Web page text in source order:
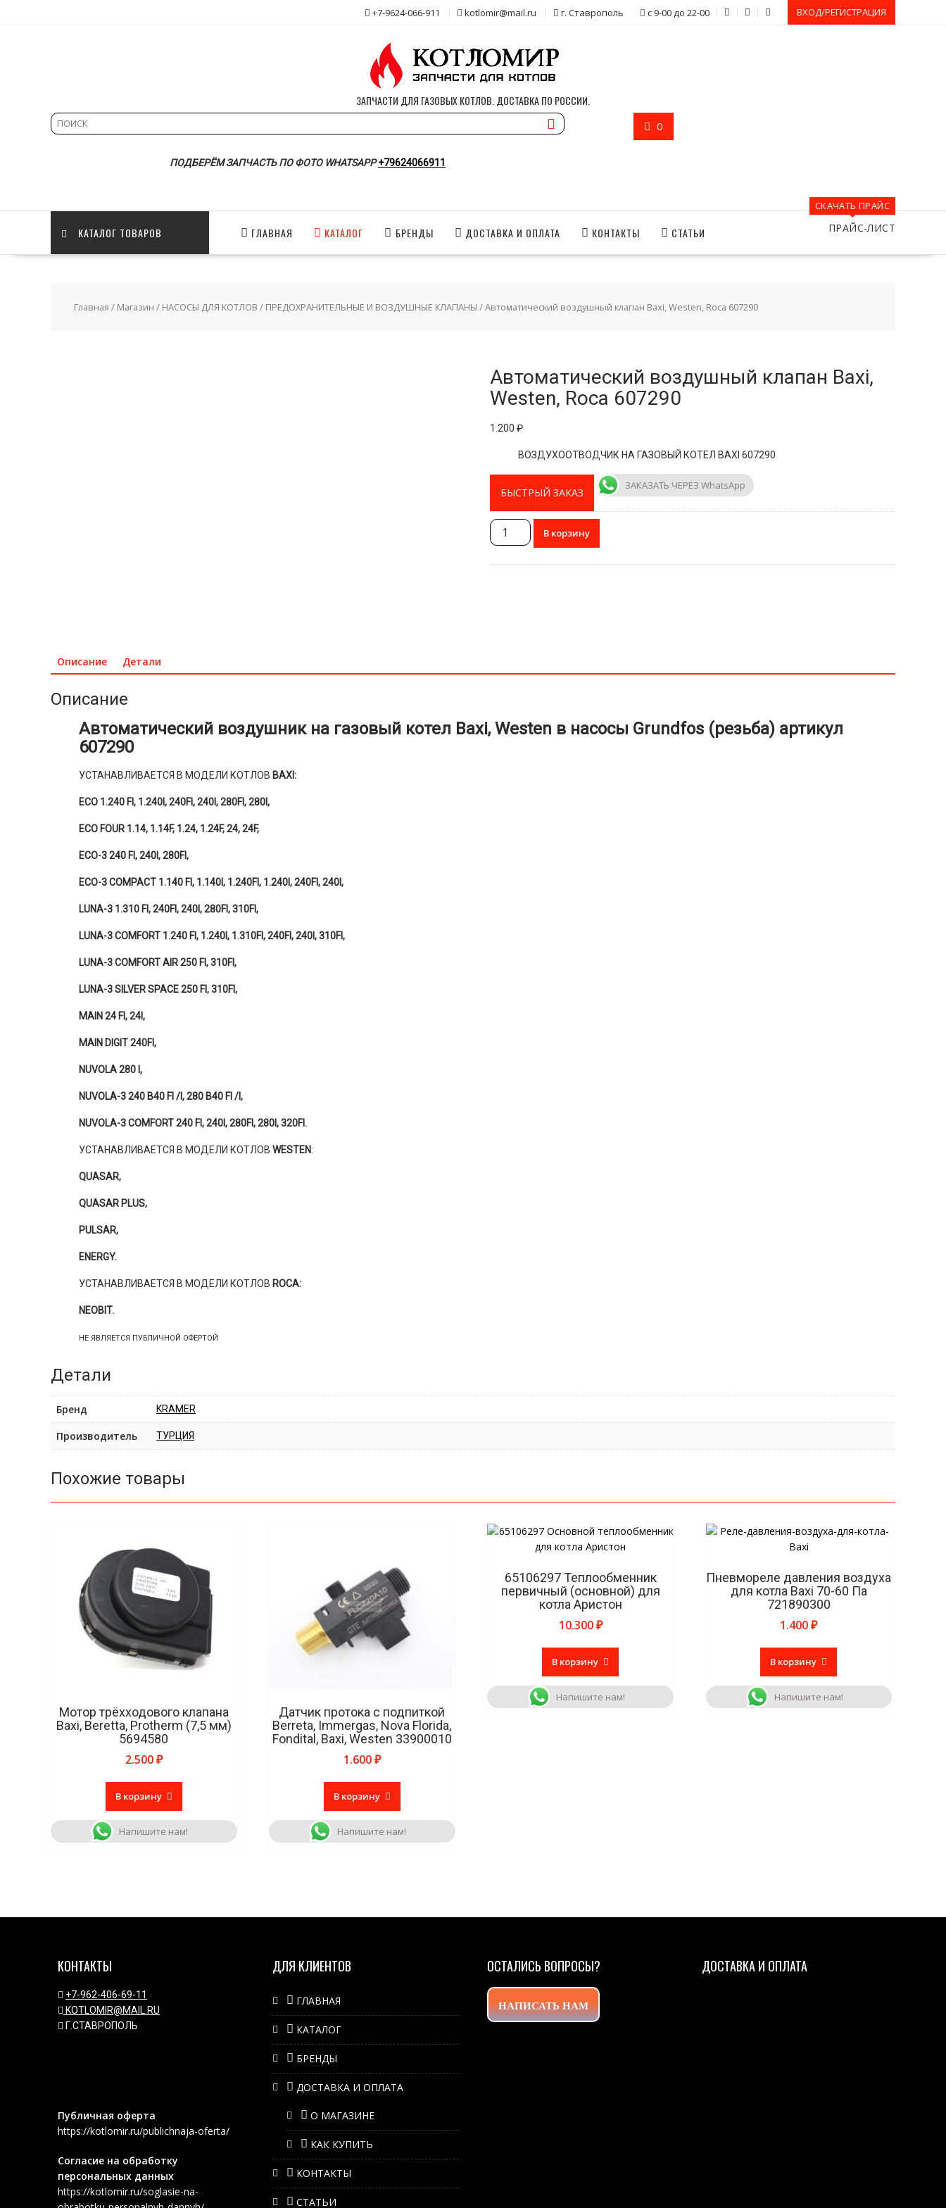
+7-9624-066-911 kotlomir@mail.ru г. Ставрополь с 9-00 до 22-00 ВХОД/РЕГИСТРАЦИЯ
ЗАПЧАСТИ ДЛЯ ГАЗОВЫХ КОТЛОВ. ДОСТАВКА ПО РОССИИ.
0
ПОДБЕРЁМ ЗАПЧАСТЬ ПО ФОТО WHATSAPP +79624066911
КАТАЛОГ ТОВАРОВ ГЛАВНАЯ КАТАЛОГ БРЕНДЫ ДОСТАВКА И ОПЛАТА КОНТАКТЫ СТАТЬИ
СКАЧАТЬ ПРАЙС
ПРАЙС-ЛИСТ
Главная / Магазин / НАСОСЫ ДЛЯ КОТЛОВ / ПРЕДОХРАНИТЕЛЬНЫЕ И ВОЗДУШНЫЕ КЛАПАНЫ / Автоматический воздушный клапан Baxi, Westen, Roca 607290
Автоматический воздушный клапан Baxi,
Westen, Roca 607290
1.200 ₽
ВОЗДУХООТВОДЧИК НА ГАЗОВЫЙ КОТЕЛ BAXI 607290
БЫСТРЫЙ ЗАКАЗ
ЗАКАЗАТЬ ЧЕРЕЗ WhatsApp
Количество
товара
В корзину
Описание Детали
Описание
Автоматический воздушник на газовый котел Baxi, Westen в насосы Grundfos (резьба) артикул
607290
УСТАНАВЛИВАЕТСЯ В МОДЕЛИ КОТЛОВ BAXI:
ECO 1.240 FI, 1.240I, 240FI, 240I, 280FI, 280I,
ECO FOUR 1.14, 1.14F, 1.24, 1.24F, 24, 24F,
ECO-3 240 FI, 240I, 280FI,
ECO-3 COMPACT 1.140 FI, 1.140I, 1.240FI, 1.240I, 240FI, 240I,
LUNA-3 1.310 FI, 240FI, 240I, 280FI, 310FI,
LUNA-3 COMFORT 1.240 FI, 1.240I, 1.310FI, 240FI, 240I, 310FI,
LUNA-3 COMFORT AIR 250 FI, 310FI,
LUNA-3 SILVER SPACE 250 FI, 310FI,
MAIN 24 FI, 24I,
MAIN DIGIT 240FI,
NUVOLA 280 I,
NUVOLA-3 240 B40 FI /I,280 B40 FI /I,
NUVOLA-3 COMFORT 240 FI, 240I, 280FI, 280I, 320FI.
УСТАНАВЛИВАЕТСЯ В МОДЕЛИ КОТЛОВ WESTEN:
QUASAR,
QUASAR PLUS,
PULSAR,
ENERGY.
УСТАНАВЛИВАЕТСЯ В МОДЕЛИ КОТЛОВ ROCA:
NEOBIT.
НЕ ЯВЛЯЕТСЯ ПУБЛИЧНОЙ ОФЕРТОЙ
Детали
Бренд KRAMER
Производитель ТУРЦИЯ
Похожие товары
Мотор трёхходового клапана
Baxi, Beretta, Protherm (7,5 мм)
5694580
2.500₽
В корзину
Напишите нам!
Датчик протока с подпиткой
Berreta, Immergas, Nova Florida,
Fondital, Baxi, Westen 33900010
1.600₽
В корзину
Напишите нам!
65106297 Теплообменник
первичный (основной) для
котла Аристон
10.300₽
В корзину
Напишите нам!
Пневмореле давления воздуха
для котла Baxi 70-60 Па
721890300
1.400₽
В корзину
Напишите нам!
КОНТАКТЫ
+7-962-406-69-11
KOTLOMIR@MAIL.RU
Г.СТАВРОПОЛЬ
Публичная оферта
https://kotlomir.ru/publichnaja-oferta/
Согласие на обработку
персональных данных
https://kotlomir.ru/soglasie-na-
ДЛЯ КЛИЕНТОВ
ГЛАВНАЯ
КАТАЛОГ
БРЕНДЫ
ДОСТАВКА И ОПЛАТА
О МАГАЗИНЕ
КАК КУПИТЬ
КОНТАКТЫ
СТАТЬИ
ОСТАЛИСЬ ВОПРОСЫ?
НАПИСАТЬ НАМ
ДОСТАВКА И ОПЛАТА